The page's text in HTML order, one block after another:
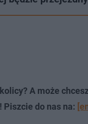
A może
do nas na: